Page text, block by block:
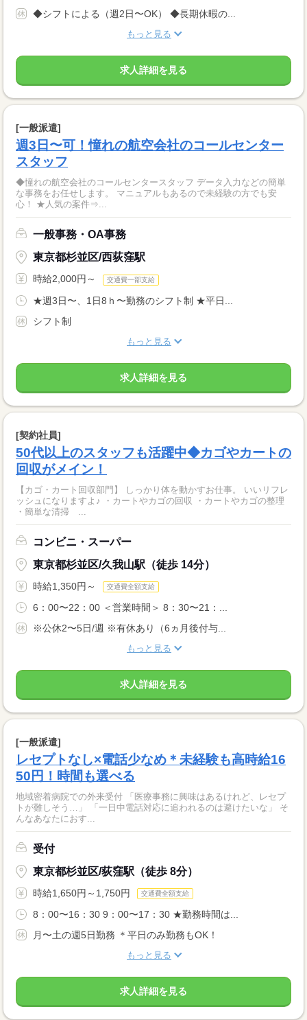
◆シフトによる（週2日〜OK） ◆長期休暇の...
もっと見る
求人詳細を見る
[一般派遣]
週3日〜可！憧れの航空会社のコールセンター
スタッフ
◆憧れの航空会社のコールセンタースタッフ データ入力などの簡単
な事務をお任せします。 マニュアルもあるので未経験の方でも安
心！ ★人気の案件⇒...
一般事務・OA事務
東京都杉並区/西荻窪駅
時給2,000円～ 交通費一部支給
★週3日〜、1日8ｈ〜勤務のシフト制 ★平日...
シフト制
もっと見る
求人詳細を見る
[契約社員]
50代以上のスタッフも活躍中◆カゴやカートの
回収がメイン！
【カゴ・カート回収部門】 しっかり体を動かすお仕事。 いいリフレ
ッシュになりますよ♪ ・カートやカゴの回収 ・カートやカゴの整理
・簡単な清掃 ...
コンビニ・スーパー
東京都杉並区/久我山駅（徒歩 14分）
時給1,350円～ 交通費全額支給
6：00〜22：00 ＜営業時間＞ 8：30〜21：...
※公休2〜5日/週 ※有休あり（6ヵ月後付与...
もっと見る
求人詳細を見る
[一般派遣]
レセプトなし×電話少なめ＊未経験も高時給16
50円！時間も選べる
地域密着病院での外来受付 「医療事務に興味はあるけれど、レセプ
トが難しそう…」 「一日中電話対応に追われるのは避けたいな」 そ
んなあなたにおす...
受付
東京都杉並区/荻窪駅（徒歩 8分）
時給1,650円～1,750円 交通費全額支給
8：00〜16：30 9：00〜17：30 ★勤務時間は...
月〜土の週5日勤務 ＊平日のみ勤務もOK！
もっと見る
求人詳細を見る